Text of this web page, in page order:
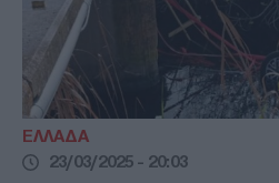
ΕΛΛΑΔΑ
23/03/2025 - 20:03